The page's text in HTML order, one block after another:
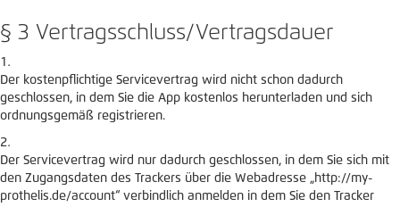
§ 3 Vertragsschluss/Vertragsdauer
Der kostenpflichtige Servicevertrag wird nicht schon dadurch
geschlossen, in dem Sie die App kostenlos herunterladen und sich
ordnungsgemäß registrieren.
Der Servicevertrag wird nur dadurch geschlossen, in dem Sie sich mit
den Zugangsdaten des Trackers über die Webadresse „http://my-
prothelis.de/account“ verbindlich anmelden in dem Sie den Tracker